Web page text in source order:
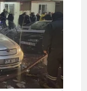
Düzce